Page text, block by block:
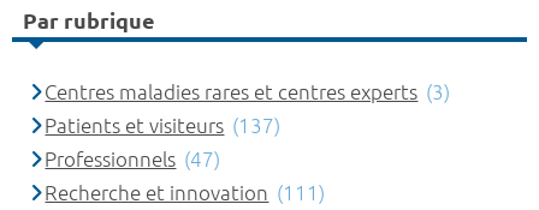
Par rubrique
Centres maladies rares et centres experts (3)
Patients et visiteurs (137)
Professionnels (47)
Recherche et innovation (111)